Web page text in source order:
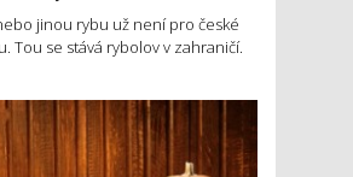
jinou rybu už není pro české
Tou se stává rybolov v zahraničí.